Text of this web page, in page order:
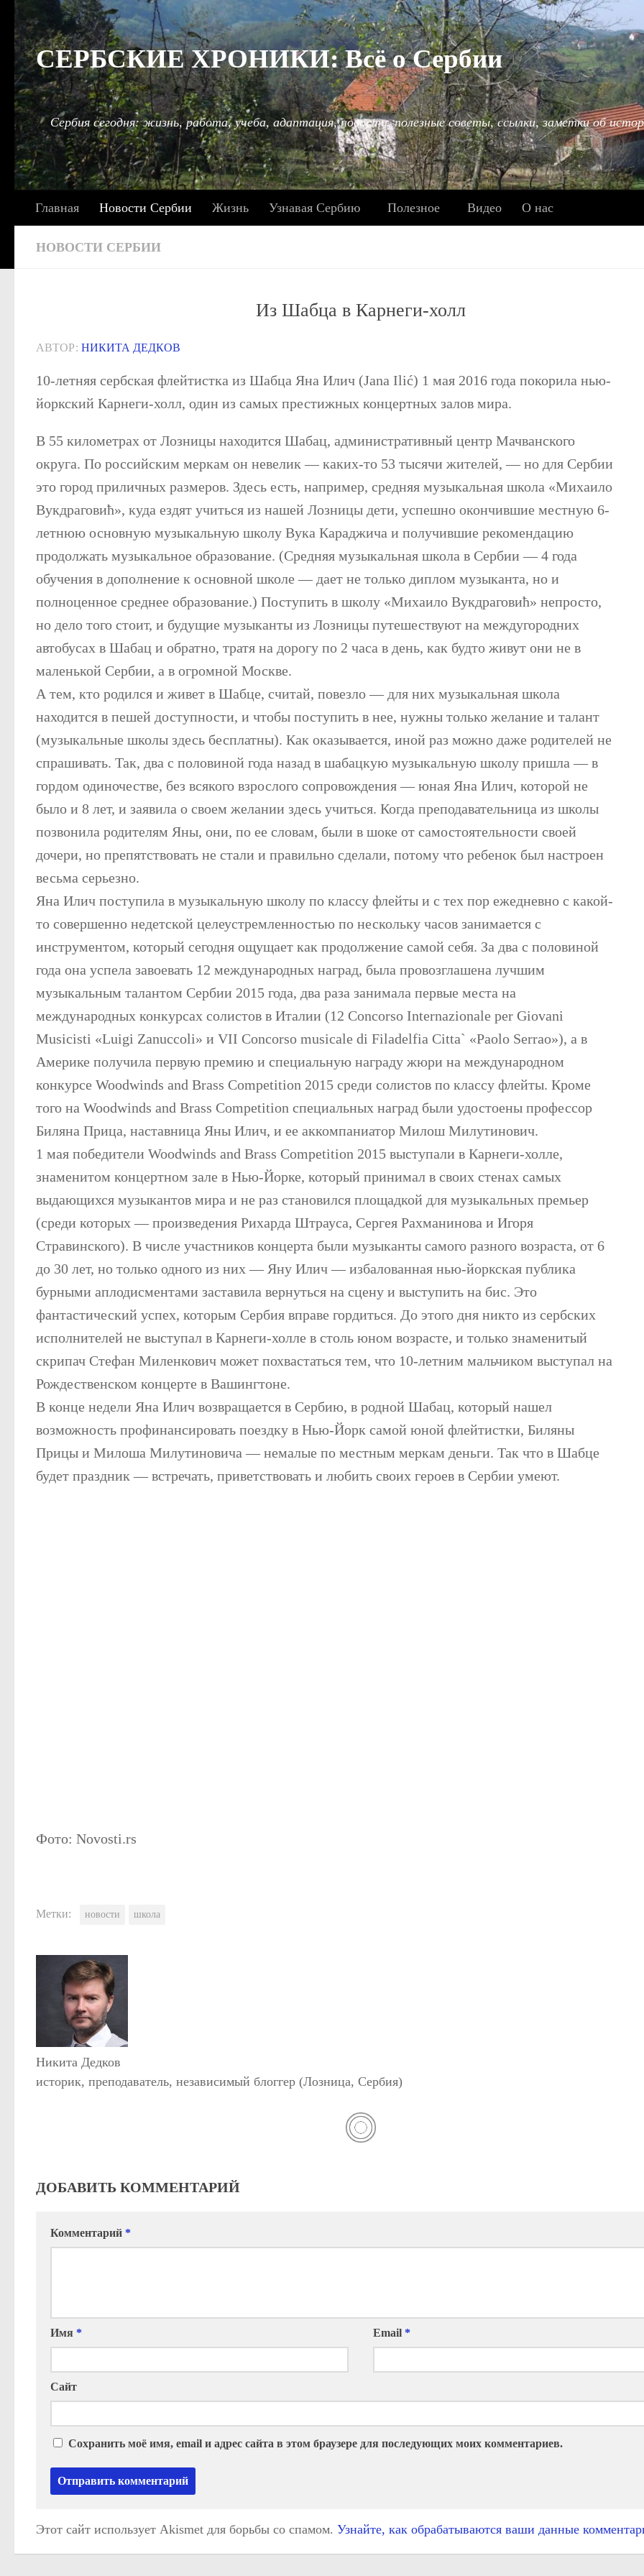
Под записью
СЕРБСКИЕ ХРОНИКИ: Всё о Сербии
Сербия сегодня: жизнь, работа, учеба, адаптация, новости, полезные советы, ссылки, заметки об
Главная Новости Сербии Жизнь Узнавая Сербию Полезное Видео О нас
НОВОСТИ СЕРБИИ
Из Шабца в Карнеги-холл
АВТОР: НИКИТА ДЕДКОВ
10-летняя сербская флейтистка из Шабца Яна Илич (Jana Ilić) 1 мая 2016 года покорила нью-
йоркский Карнеги-холл, один из самых престижных концертных залов мира.
В 55 километрах от Лозницы находится Шабац, административный центр Мачванского
округа. По российским меркам он невелик — каких-то 53 тысячи жителей, — но для Сербии
это город приличных размеров. Здесь есть, например, средняя музыкальная школа «Михаило
Вукдраговић», куда ездят учиться из нашей Лозницы дети, успешно окончившие местную 6-
летнюю основную музыкальную школу Вука Караджича и получившие рекомендацию
продолжать музыкальное образование. (Средняя музыкальная школа в Сербии — 4 года
обучения в дополнение к основной школе — дает не только диплом музыканта, но и
полноценное среднее образование.) Поступить в школу «Михаило Вукдраговић» непросто,
но дело того стоит, и будущие музыканты из Лозницы путешествуют на междугородних
автобусах в Шабац и обратно, тратя на дорогу по 2 часа в день, как будто живут они не в
маленькой Сербии, а в огромной Москве.
А тем, кто родился и живет в Шабце, считай, повезло — для них музыкальная школа
находится в пешей доступности, и чтобы поступить в нее, нужны только желание и талант
(музыкальные школы здесь бесплатны). Как оказывается, иной раз можно даже родителей не
спрашивать. Так, два с половиной года назад в шабацкую музыкальную школу пришла — в
гордом одиночестве, без всякого взрослого сопровождения — юная Яна Илич, которой не
было и 8 лет, и заявила о своем желании здесь учиться. Когда преподавательница из школы
позвонила родителям Яны, они, по ее словам, были в шоке от самостоятельности своей
дочери, но препятствовать не стали и правильно сделали, потому что ребенок был настроен
весьма серьезно.
Яна Илич поступила в музыкальную школу по классу флейты и с тех пор ежедневно с какой-
то совершенно недетской целеустремленностью по нескольку часов занимается с
инструментом, который сегодня ощущает как продолжение самой себя. За два с половиной
года она успела завоевать 12 международных наград, была провозглашена лучшим
музыкальным талантом Сербии 2015 года, два раза занимала первые места на
международных конкурсах солистов в Италии (12 Concorso Internazionale per Giovani
Musicisti «Luigi Zanuccoli» и VII Concorso musicale di Filadelfia Citta` «Paolo Serrao»), а в
Америке получила первую премию и специальную награду жюри на международном
конкурсе Woodwinds and Brass Competition 2015 среди солистов по классу флейты. Кроме
того на Woodwinds and Brass Competition специальных наград были удостоены профессор
Биляна Прица, наставница Яны Илич, и ее аккомпаниатор Милош Милутинович.
1 мая победители Woodwinds and Brass Competition 2015 выступали в Карнеги-холле,
знаменитом концертном зале в Нью-Йорке, который принимал в своих стенах самых
выдающихся музыкантов мира и не раз становился площадкой для музыкальных премьер
(среди которых — произведения Рихарда Штрауса, Сергея Рахманинова и Игоря
Стравинского). В числе участников концерта были музыканты самого разного возраста, от 6
до 30 лет, но только одного из них — Яну Илич — избалованная нью-йоркская публика
бурными аплодисментами заставила вернуться на сцену и выступить на бис. Это
фантастический успех, которым Сербия вправе гордиться. До этого дня никто из сербских
исполнителей не выступал в Карнеги-холле в столь юном возрасте, и только знаменитый
скрипач Стефан Миленкович может похвастаться тем, что 10-летним мальчиком выступал на
Рождественском концерте в Вашингтоне.
В конце недели Яна Илич возвращается в Сербию, в родной Шабац, который нашел
возможность профинансировать поездку в Нью-Йорк самой юной флейтистки, Биляны
Прицы и Милоша Милутиновича — немалые по местным меркам деньги. Так что в Шабце
будет праздник — встречать, приветствовать и любить своих героев в Сербии умеют.
Фото: Novosti.rs
Метки: новости школа
Никита Дедков
историк, преподаватель, независимый блоггер (Лозница, Сербия)
ДОБАВИТЬ КОММЕНТАРИЙ
Комментарий *
Имя * Email *
Сайт
Сохранить моё имя, email и адрес сайта в этом браузере для последующих моих комментариев.
Этот сайт использует Akismet для борьбы со спамом. Узнайте, как обрабатываются ваши данные